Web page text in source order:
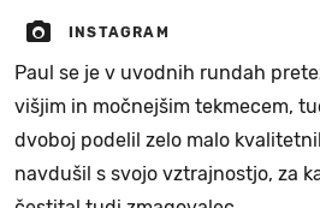
INSTAGRAM
Paul se je v uvodnih rundah
višjim in močnejšim tekmecem,
dvoboj podelil zelo malo
navdušil s svojo vztrajnostjo, za